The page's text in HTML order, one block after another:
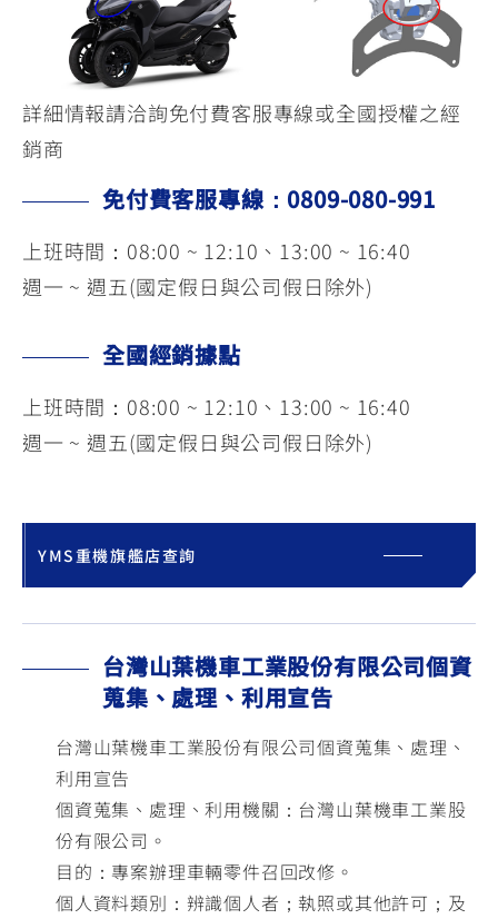
詳細情報請洽詢免付費客服專線或全國授權之經
銷商
免付費客服專線：0809-080-991
上班時間：08:00 ~ 12:10、13:00 ~ 16:40
週一 ~ 週五(國定假日與公司假日除外)
全國經銷據點
上班時間：08:00 ~ 12:10、13:00 ~ 16:40
週一 ~ 週五(國定假日與公司假日除外)
YMS重機旗艦店查詢
台灣山葉機車工業股份有限公司個資
蒐集、處理、利用宣告
台灣山葉機車工業股份有限公司個資蒐集、處理、
利用宣告
個資蒐集、處理、利用機關：台灣山葉機車工業股
份有限公司。
目的：專案辦理車輛零件召回改修。
個人資料類別：辨識個人者；執照或其他許可；及